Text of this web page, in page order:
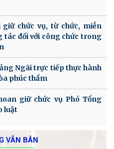
giữ chức vụ, từ chức, miễn
tác đối với công chức trong
Ngãi trực tiếp thực hành
phúc thẩm
giữ chức vụ Phó Tổng
luật
VĂN BẢN